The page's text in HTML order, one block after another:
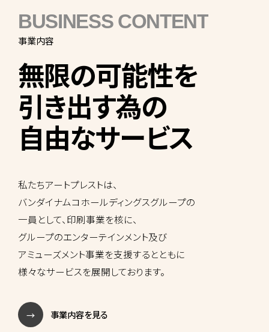
BUSINESS CONTENT
事業内容
無限の可能性を
引き出す為の
自由なサービス
私たちアートプレストは、
バンダイナムコホールディングスグループの
一員として、印刷事業を核に、
グループのエンターテインメント及び
アミューズメント事業を支援するとともに
様々なサービスを展開しております。
事業内容を見る